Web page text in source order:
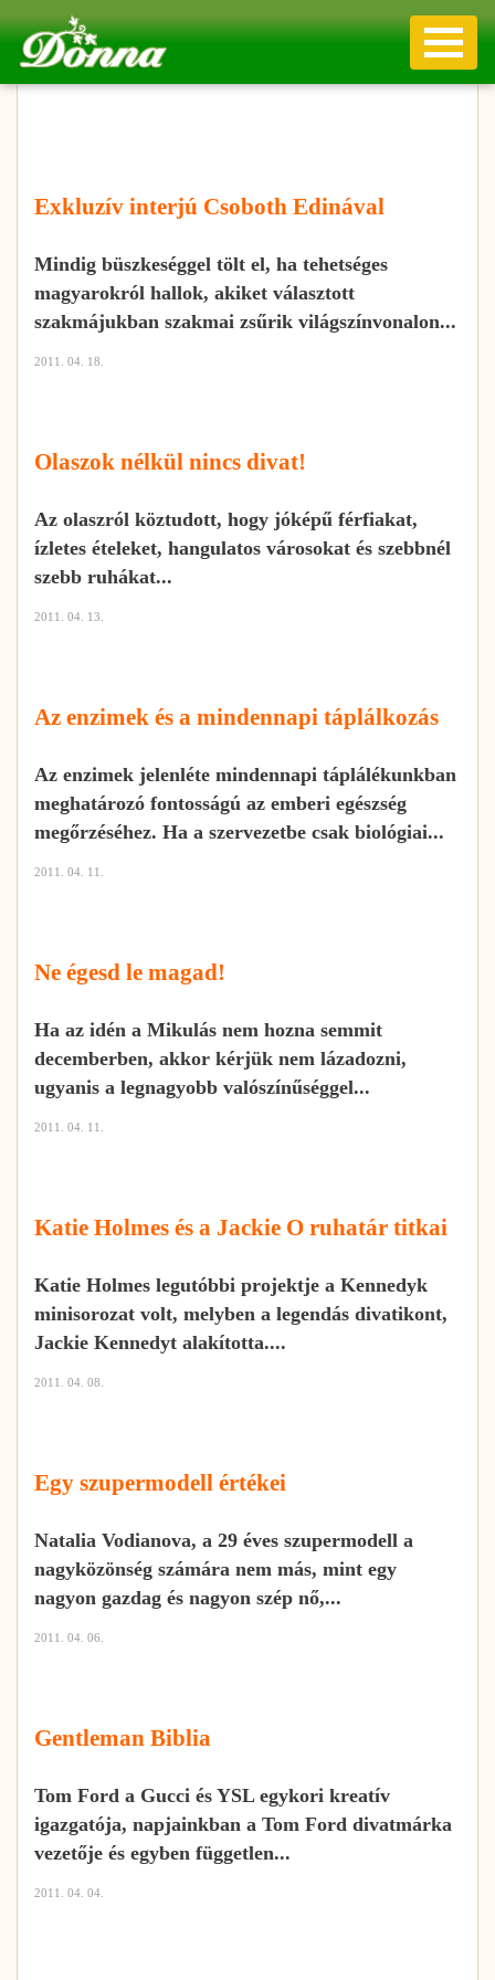
Exkluzív interjú Csoboth Edinával
Mindig büszkeséggel tölt el, ha tehetséges
magyarokról hallok, akiket választott
szakmájukban szakmai zsűrik világszínvonalon...
2011. 04. 18.
Olaszok nélkül nincs divat!
Az olaszról köztudott, hogy jóképű férfiakat,
ízletes ételeket, hangulatos városokat és szebbnél
szebb ruhákat...
2011. 04. 13.
Az enzimek és a mindennapi táplálkozás
Az enzimek jelenléte mindennapi táplálékunkban
meghatározó fontosságú az emberi egészség
megőrzéséhez. Ha a szervezetbe csak biológiai...
2011. 04. 11.
Ne égesd le magad!
Ha az idén a Mikulás nem hozna semmit
decemberben, akkor kérjük nem lázadozni,
ugyanis a legnagyobb valószínűséggel...
2011. 04. 11.
Katie Holmes és a Jackie O ruhatár titkai
Katie Holmes legutóbbi projektje a Kennedyk
minisorozat volt, melyben a legendás divatikont,
Jackie Kennedyt alakította....
2011. 04. 08.
Egy szupermodell értékei
Natalia Vodianova, a 29 éves szupermodell a
nagyközönség számára nem más, mint egy
nagyon gazdag és nagyon szép nő,...
2011. 04. 06.
Gentleman Biblia
Tom Ford a Gucci és YSL egykori kreatív
igazgatója, napjainkban a Tom Ford divatmárka
vezetője és egyben független...
2011. 04. 04.